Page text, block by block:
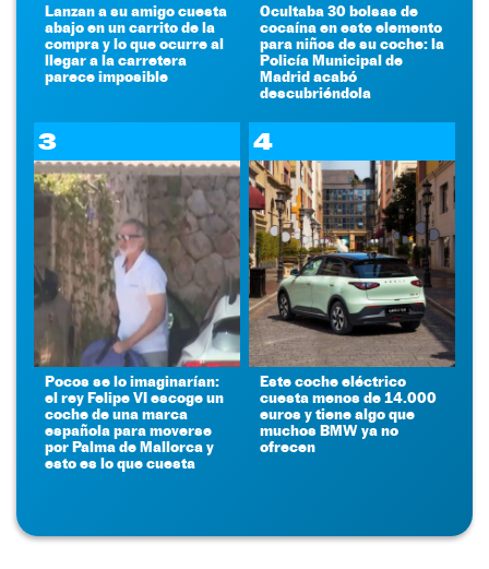
Lanzan a su amigo cuesta
abajo en un carrito de la
compra y lo que ocurre al
llegar a la carretera
parece imposible
Ocultaba 30 bolsas de
cocaína en este elemento
para niños de su coche: la
Policía Municipal de
Madrid acabó
descubriéndola
3
Pocos se lo imaginarían:
el rey Felipe VI escoge un
coche de una marca
española para moverse
por Palma de Mallorca y
esto es lo que cuesta
4
Este coche eléctrico
cuesta menos de 14.000
euros y tiene algo que
muchos BMW ya no
ofrecen